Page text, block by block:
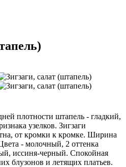
плотности штапель - гладкий,
узелков. Зигзаги
от кромки к кромке. Ширина
- молочный, 2 оттенка
иссиня-черный. Спокойная
блузонов и летящих платьев.